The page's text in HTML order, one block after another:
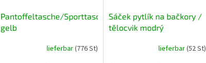
Pantoffeltasche/Sporttasche
gelb
lieferbar(776 St)
Sáček pytlík na bačkory /
tělocvik modrý
lieferbar(52 St)